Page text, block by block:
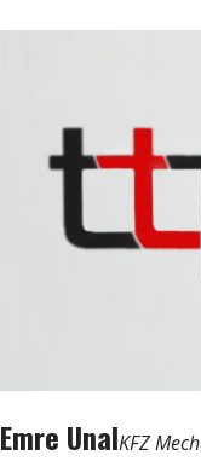
Emre UnalKFZ